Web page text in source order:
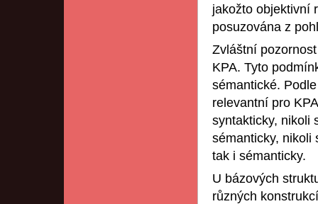
jakožto objektivní
posuzována z
Zvláštní
KPA. Tyto
sémantické.
relevantní pro
syntakticky, nikoli
sémanticky, nikoli
tak i sémanticky.
U bázových
různých